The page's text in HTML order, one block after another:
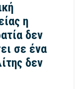
η
δεν
σε ένα
δεν